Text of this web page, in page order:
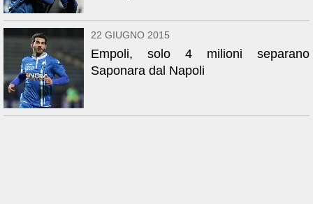
22 GIUGNO 2015
Empoli, solo 4 milioni separano
Saponara dal Napoli